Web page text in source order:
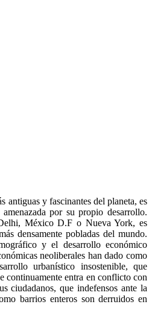
antiguas y fascinantes del planeta, es
por su propio desarrollo.
México D.F o Nueva York, es
densamente pobladas del mundo.
y el desarrollo económico
neoliberales han dado como
urbanístico insostenible, que
continuamente entra en conflicto con
ciudadanos, que indefensos ante la
barrios enteros son derruidos en